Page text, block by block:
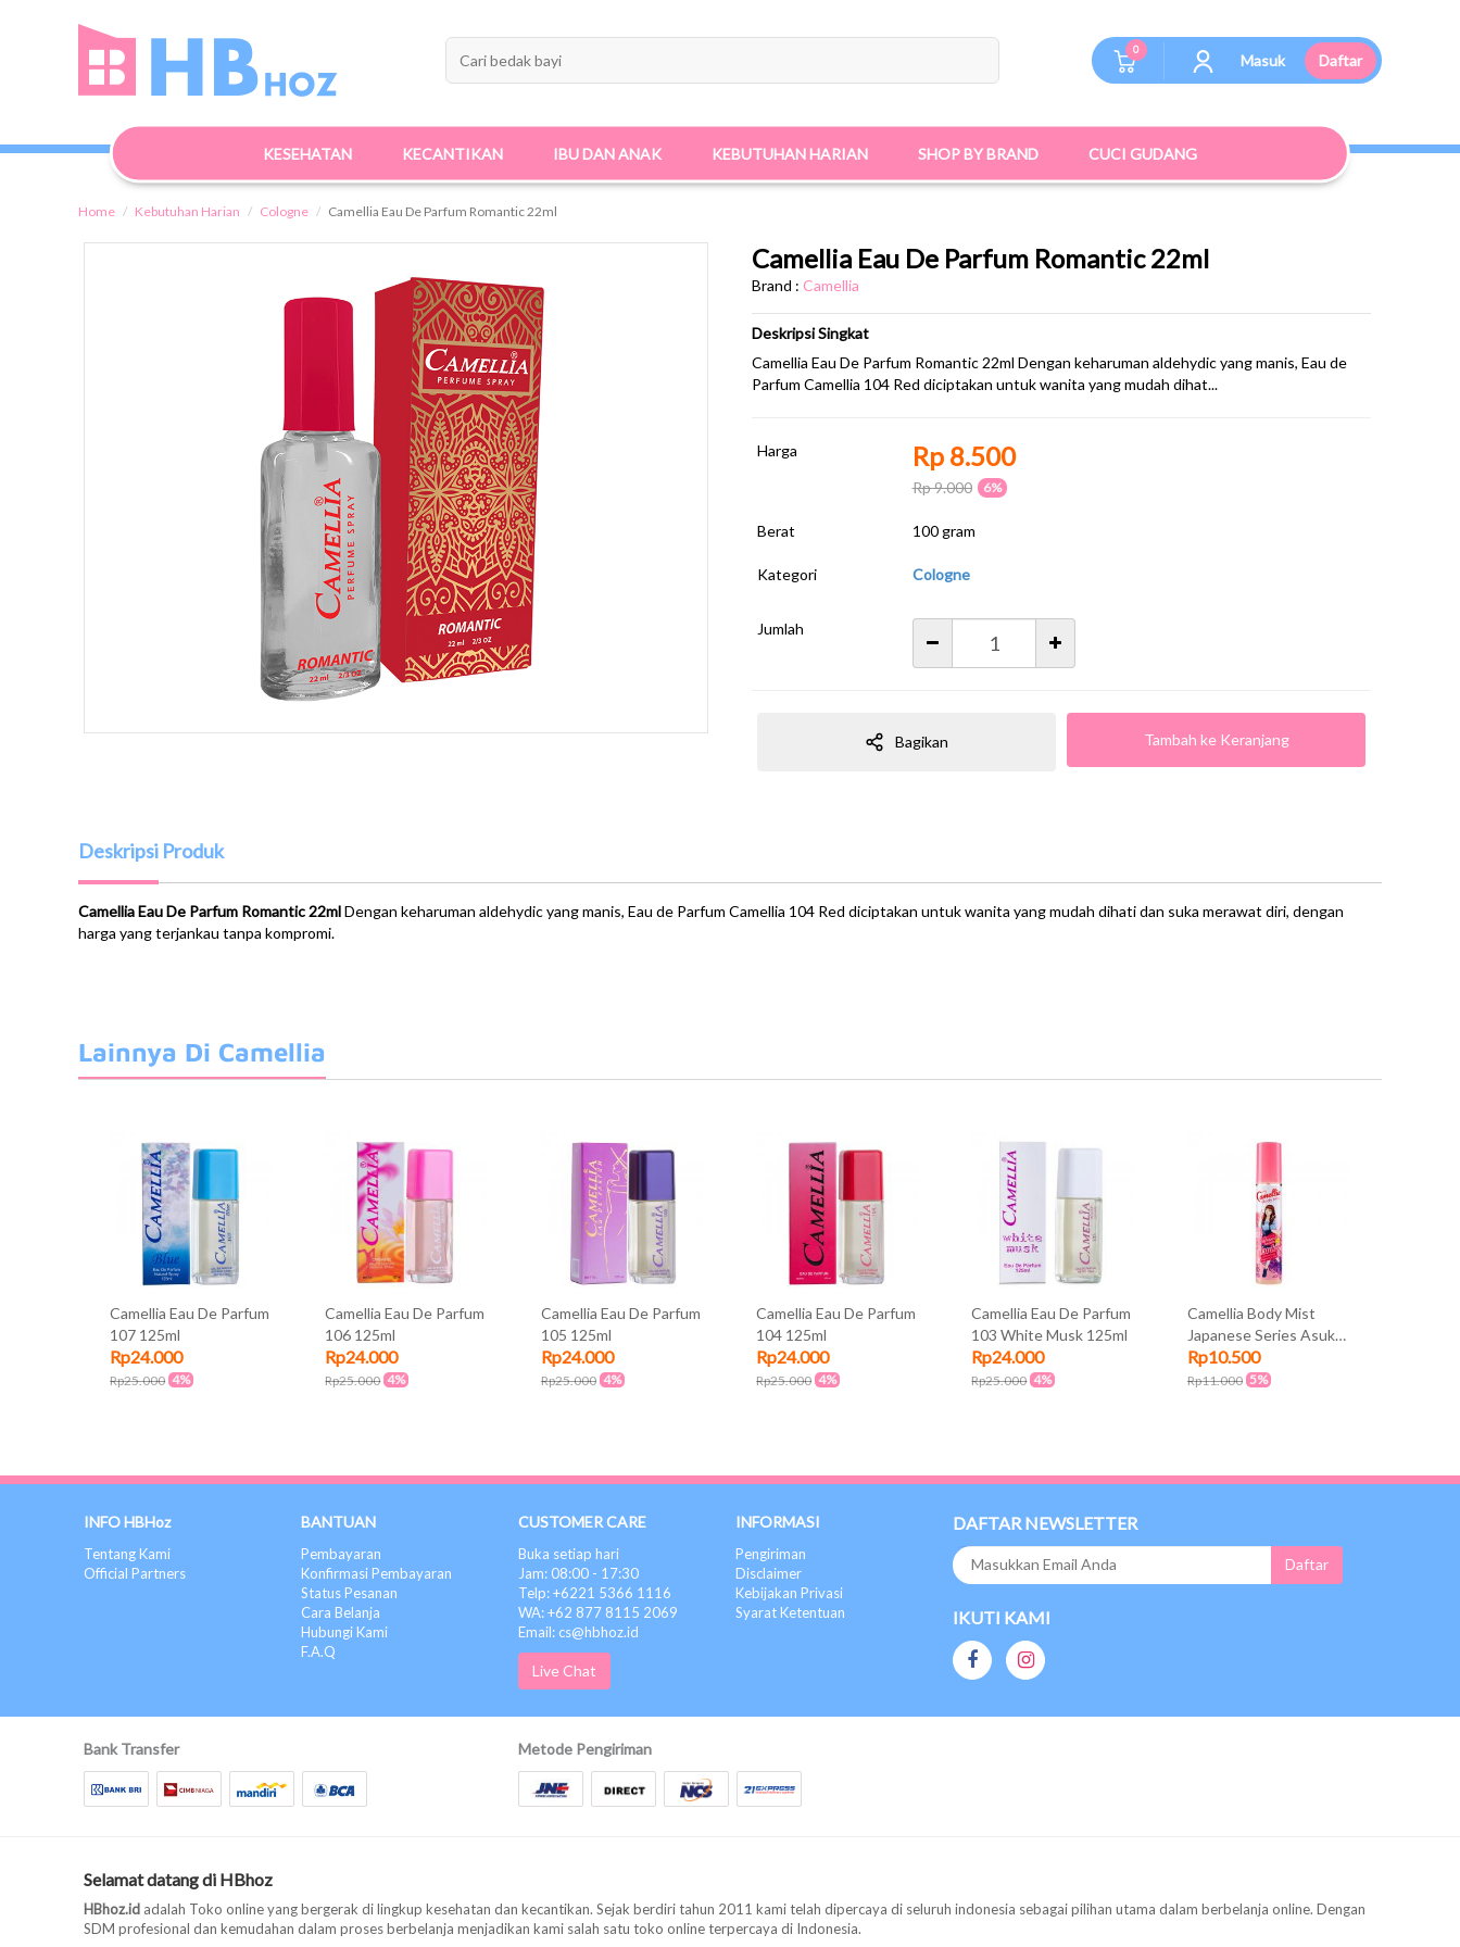
0
Masuk Daftar
KESEHATAN KECANTIKAN IBU DAN ANAK KEBUTUHAN HARIAN SHOP BY BRAND CUCI GUDANG
Home Kebutuhan Harian Cologne Camellia Eau De Parfum Romantic 22ml
Camellia Eau De Parfum Romantic 22ml
Brand : Camellia
Deskripsi Singkat
Camellia Eau De Parfum Romantic 22ml Dengan keharuman aldehydic yang manis, Eau de
Parfum Camellia 104 Red diciptakan untuk wanita yang mudah dihat...
Harga Rp 8.500
Rp 9.000 6%
Berat 100 gram
Kategori Cologne
Jumlah
Bagikan Tambah ke Keranjang
Deskripsi Produk
Camellia Eau De Parfum Romantic 22mlDengan keharuman aldehydic yang manis, Eau de Parfum Camellia 104 Red diciptakan untuk wanita yang mudah dihati dan suka merawat diri, dengan
harga yang terjankau tanpa kompromi.
Lainnya Di Camellia
Camellia Eau De Parfum
107 125ml
Rp24.000
Rp25.000 4%
Camellia Eau De Parfum
106 125ml
Rp24.000
Rp25.000 4%
Camellia Eau De Parfum
105 125ml
Rp24.000
Rp25.000 4%
Camellia Eau De Parfum
104 125ml
Rp24.000
Rp25.000 4%
Camellia Eau De Parfum
103 White Musk 125ml
Rp24.000
Rp25.000 4%
Camellia Body Mist
Japanese Series Asuka
100ml
Rp10.500
Rp11.000 5%
INFO HBHoz
Tentang Kami
Official Partners
BANTUAN
Pembayaran
Konfirmasi Pembayaran
Status Pesanan
Cara Belanja
Hubungi Kami
F.A.Q
CUSTOMER CARE
Buka setiap hari
Jam: 08:00 - 17:30
Telp: +6221 5366 1116
WA: +62 877 8115 2069
Email: cs@hbhoz.id
Live Chat
INFORMASI
Pengiriman
Disclaimer
Kebijakan Privasi
Syarat Ketentuan
DAFTAR NEWSLETTER
IKUTI KAMI
Bank Transfer Metode Pengiriman
Selamat datang di HBhoz
HBhoz.id adalah Toko online yang bergerak di lingkup kesehatan dan kecantikan. Sejak berdiri tahun 2011 kami telah dipercaya di seluruh indonesia sebagai pilihan utama dalam berbelanja online. Dengan
SDM profesional dan kemudahan dalam proses berbelanja menjadikan kami salah satu toko online terpercaya di Indonesia.